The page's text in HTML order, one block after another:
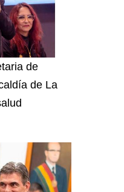
de
de La